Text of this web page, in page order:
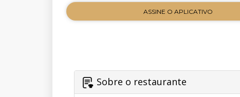
ASSINE O APLICATIVO
Sobre o restaurante